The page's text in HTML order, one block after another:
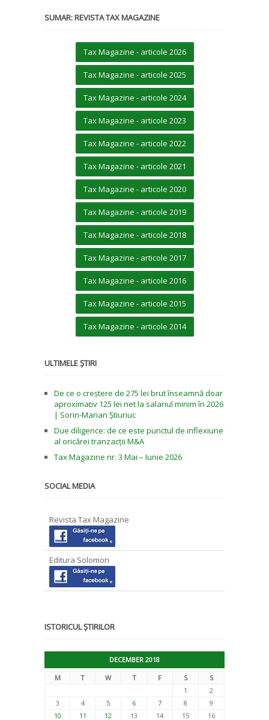
SUMAR: REVISTA TAX MAGAZINE
Tax Magazine - articole 2026
Tax Magazine - articole 2025
Tax Magazine - articole 2024
Tax Magazine - articole 2023
Tax Magazine - articole 2022
Tax Magazine - articole 2021
Tax Magazine - articole 2020
Tax Magazine - articole 2019
Tax Magazine - articole 2018
Tax Magazine - articole 2017
Tax Magazine - articole 2016
Tax Magazine - articole 2015
Tax Magazine - articole 2014
ULTIMELE ȘTIRI
De ce o creștere de 275 lei brut înseamnă doar
aproximativ 125 lei net la salariul minim în 2026
| Sorin-Marian Știuriuc
Due diligence: de ce este punctul de inflexiune
al oricărei tranzacții M&A
Tax Magazine nr. 3 Mai – Iunie 2026
SOCIAL MEDIA
Revista Tax Magazine
Editura Solomon
ISTORICUL ȘTIRILOR
DECEMBER 2018
M
T W T F S
S
1
2
3
4 5 6 7 8
9
10
11 12 13 14 15 16